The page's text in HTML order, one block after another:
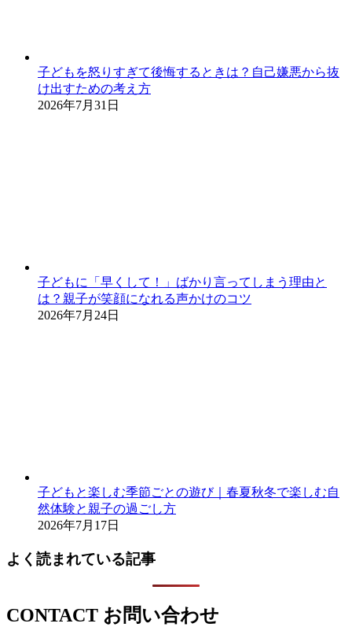
子どもを怒りすぎて後悔するときは？自己嫌悪から抜
け出すための考え方
2026年7月31日
子どもに「早くして！」ばかり言ってしまう理由と
は？親子が笑顔になれる声かけのコツ
2026年7月24日
子どもと楽しむ季節ごとの遊び｜春夏秋冬で楽しむ自
然体験と親子の過ごし方
2026年7月17日
よく読まれている記事
CONTACT お問い合わせ